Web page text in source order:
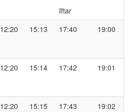
Iftar
12:20 15:13 17:40 19:00
12:20 15:14 17:42 19:01
12:20 15:15 17:43 19:02